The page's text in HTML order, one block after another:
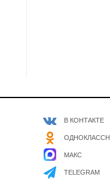
В КОНТАКТЕ
МАКС
TELEGRAM